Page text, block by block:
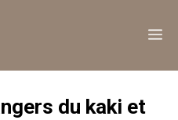
du kaki et